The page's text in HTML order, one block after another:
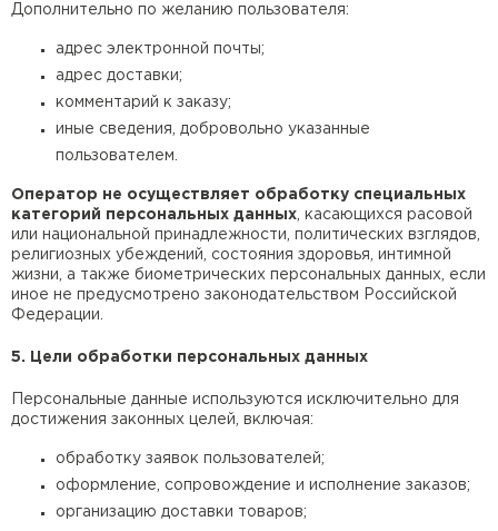
Дополнительно по желанию пользователя:
адрес электронной почты;
адрес доставки;
комментарий к заказу;
иные сведения, добровольно указанные
пользователем.
Оператор не осуществляет обработку специальных
категорий персональных данных , касающихся расовой
или национальной принадлежности, политических взглядов,
религиозных убеждений, состояния здоровья, интимной
жизни, а также биометрических персональных данных, если
иное не предусмотрено законодательством Российской
Федерации.
5. Цели обработки персональных данных
Персональные данные используются исключительно для
достижения законных целей, включая:
обработку заявок пользователей;
оформление, сопровождение и исполнение заказов;
организацию доставки товаров;
ПЕРЕЙТИ
Утеплитель Юматекс Термо
Гипсокартон
ПЕРЕЙТИ
ПЕРЕЙТИ
Сэндвич-панели